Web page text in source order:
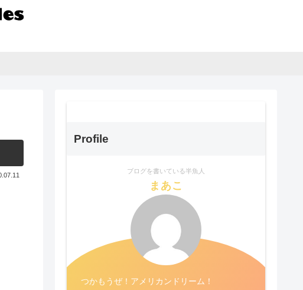
Profile
ブログを書いている半魚人
まあこ
つかもうぜ！アメリカンドリーム！